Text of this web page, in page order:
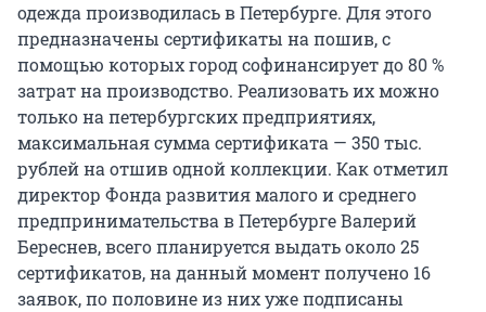
одежда производилась в Петербурге. Для этого
предназначены сертификаты на пошив, с
помощью которых город софинансирует до 80 %
затрат на производство. Реализовать их можно
только на петербургских предприятиях,
максимальная сумма сертификата — 350 тыс.
рублей на отшив одной коллекции. Как отметил
директор Фонда развития малого и среднего
предпринимательства в Петербурге Валерий
Береснев, всего планируется выдать около 25
сертификатов, на данный момент получено 16
заявок, по половине из них уже подписаны